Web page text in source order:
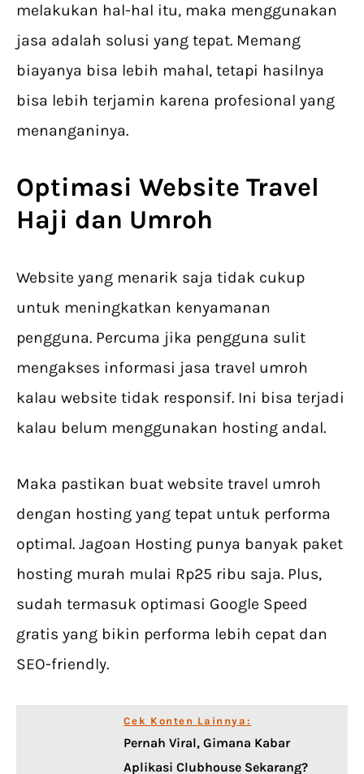
melakukan hal-hal itu, maka menggunakan
jasa adalah solusi yang tepat. Memang
biayanya bisa lebih mahal, tetapi hasilnya
bisa lebih terjamin karena profesional yang
menanganinya.
Optimasi Website Travel
Haji dan Umroh
Website yang menarik saja tidak cukup
untuk meningkatkan kenyamanan
pengguna. Percuma jika pengguna sulit
mengakses informasi jasa travel umroh
kalau website tidak responsif. Ini bisa terjadi
kalau belum menggunakan hosting andal.
Maka pastikan buat website travel umroh
dengan hosting yang tepat untuk performa
optimal. Jagoan Hosting punya banyak paket
hosting murah mulai Rp25 ribu saja. Plus,
sudah termasuk optimasi Google Speed
gratis yang bikin performa lebih cepat dan
SEO-friendly.
Cek Konten Lainnya:
Pernah Viral, Gimana Kabar
Aplikasi Clubhouse Sekarang?